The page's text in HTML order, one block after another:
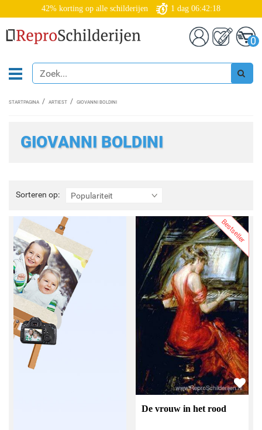
42% korting op alle schilderijen 1 dag 06:42:16
0
STARTPAGINA ARTIEST GIOVANNI BOLDINI
GIOVANNI BOLDINI
Sorteren op: Populariteit
Sorteren
op:
Bestseller
De vrouw in het rood